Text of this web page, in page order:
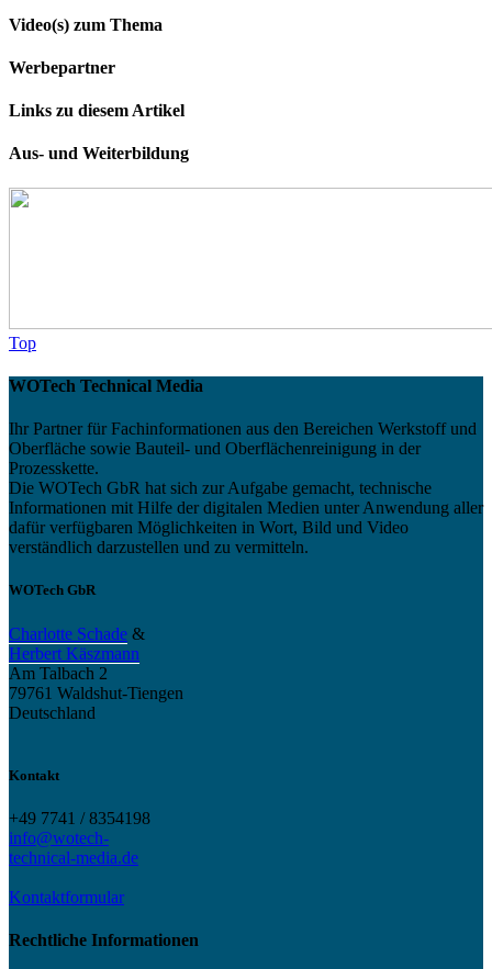
Video(s) zum Thema
Werbepartner
Links zu diesem Artikel
Aus- und Weiterbildung
Top
WOTech Technical Media
Ihr Partner für Fachinformationen aus den Bereichen Werkstoff und
Oberfläche sowie Bauteil- und Oberflächenreinigung in der
Prozesskette.
Die WOTech GbR hat sich zur Aufgabe gemacht, technische
Informationen mit Hilfe der digitalen Medien unter Anwendung aller
dafür verfügbaren Möglichkeiten in Wort, Bild und Video
verständlich darzustellen und zu vermitteln.
WOTech GbR
Charlotte Schade &
Herbert Käszmann
Am Talbach 2
79761 Waldshut-Tiengen
Deutschland
Kontakt
+49 7741 / 8354198
info@wotech-
technical-media.de
Kontaktformular
Rechtliche Informationen